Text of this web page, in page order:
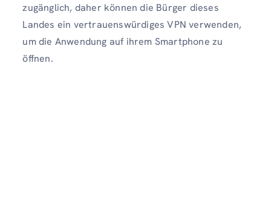
zugänglich, daher können die Bürger dieses
Landes ein vertrauenswürdiges VPN verwenden,
um die Anwendung auf ihrem Smartphone zu
öffnen.